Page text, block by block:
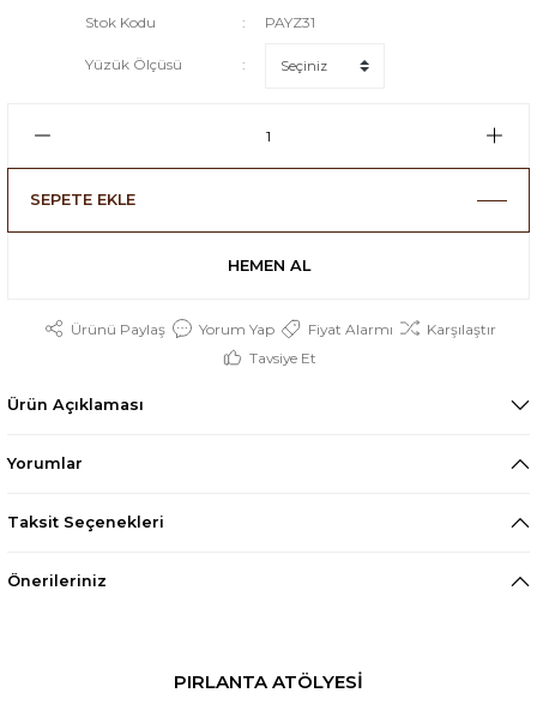
Stok Kodu
PAYZ31
Yüzük Ölçüsü
SEPETE EKLE
HEMEN AL
Ürünü Paylaş Yorum Yap Fiyat Alarmı
Karşılaştır
Tavsiye Et
Ürün Açıklaması
Yorumlar
Taksit Seçenekleri
Önerileriniz
PIRLANTA ATÖLYESİ